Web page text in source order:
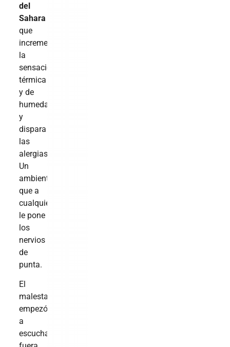
del
Sahara
que
incrementan
la
sensación
térmica
y de
humedad
y
dispara
las
alergias.
Un
ambiente
que a
cualquiera
le pone
los
nervios
de
punta.
El
malestar
empezó
a
escucharse